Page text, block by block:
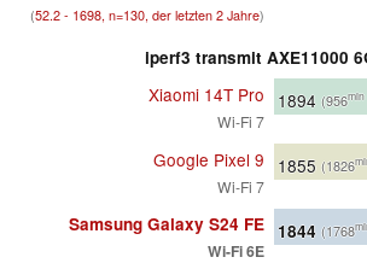
(52.2 - 1698, n=130, der letzten 2 Jahre)
iperf3 transmit AXE11000
Xiaomi 14T Pro
Wi-Fi 7
1894 (956min
Google Pixel 9
Wi-Fi 7
1855 (1826
Samsung Galaxy S24 FE
Wi-Fi 6E
1844 (1768